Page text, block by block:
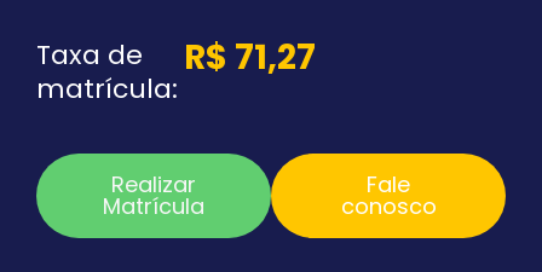
Taxa de
matrícula:
R$ 71,27
Realizar
Matrícula
Fale
conosco